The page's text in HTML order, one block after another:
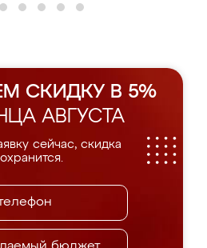
СКИДКУ В 5%
АВГУСТА
сейчас, скидка